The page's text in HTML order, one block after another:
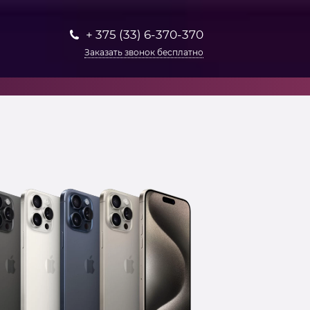
+ 375 (33) 6-370-370
Заказать звонок бесплатно